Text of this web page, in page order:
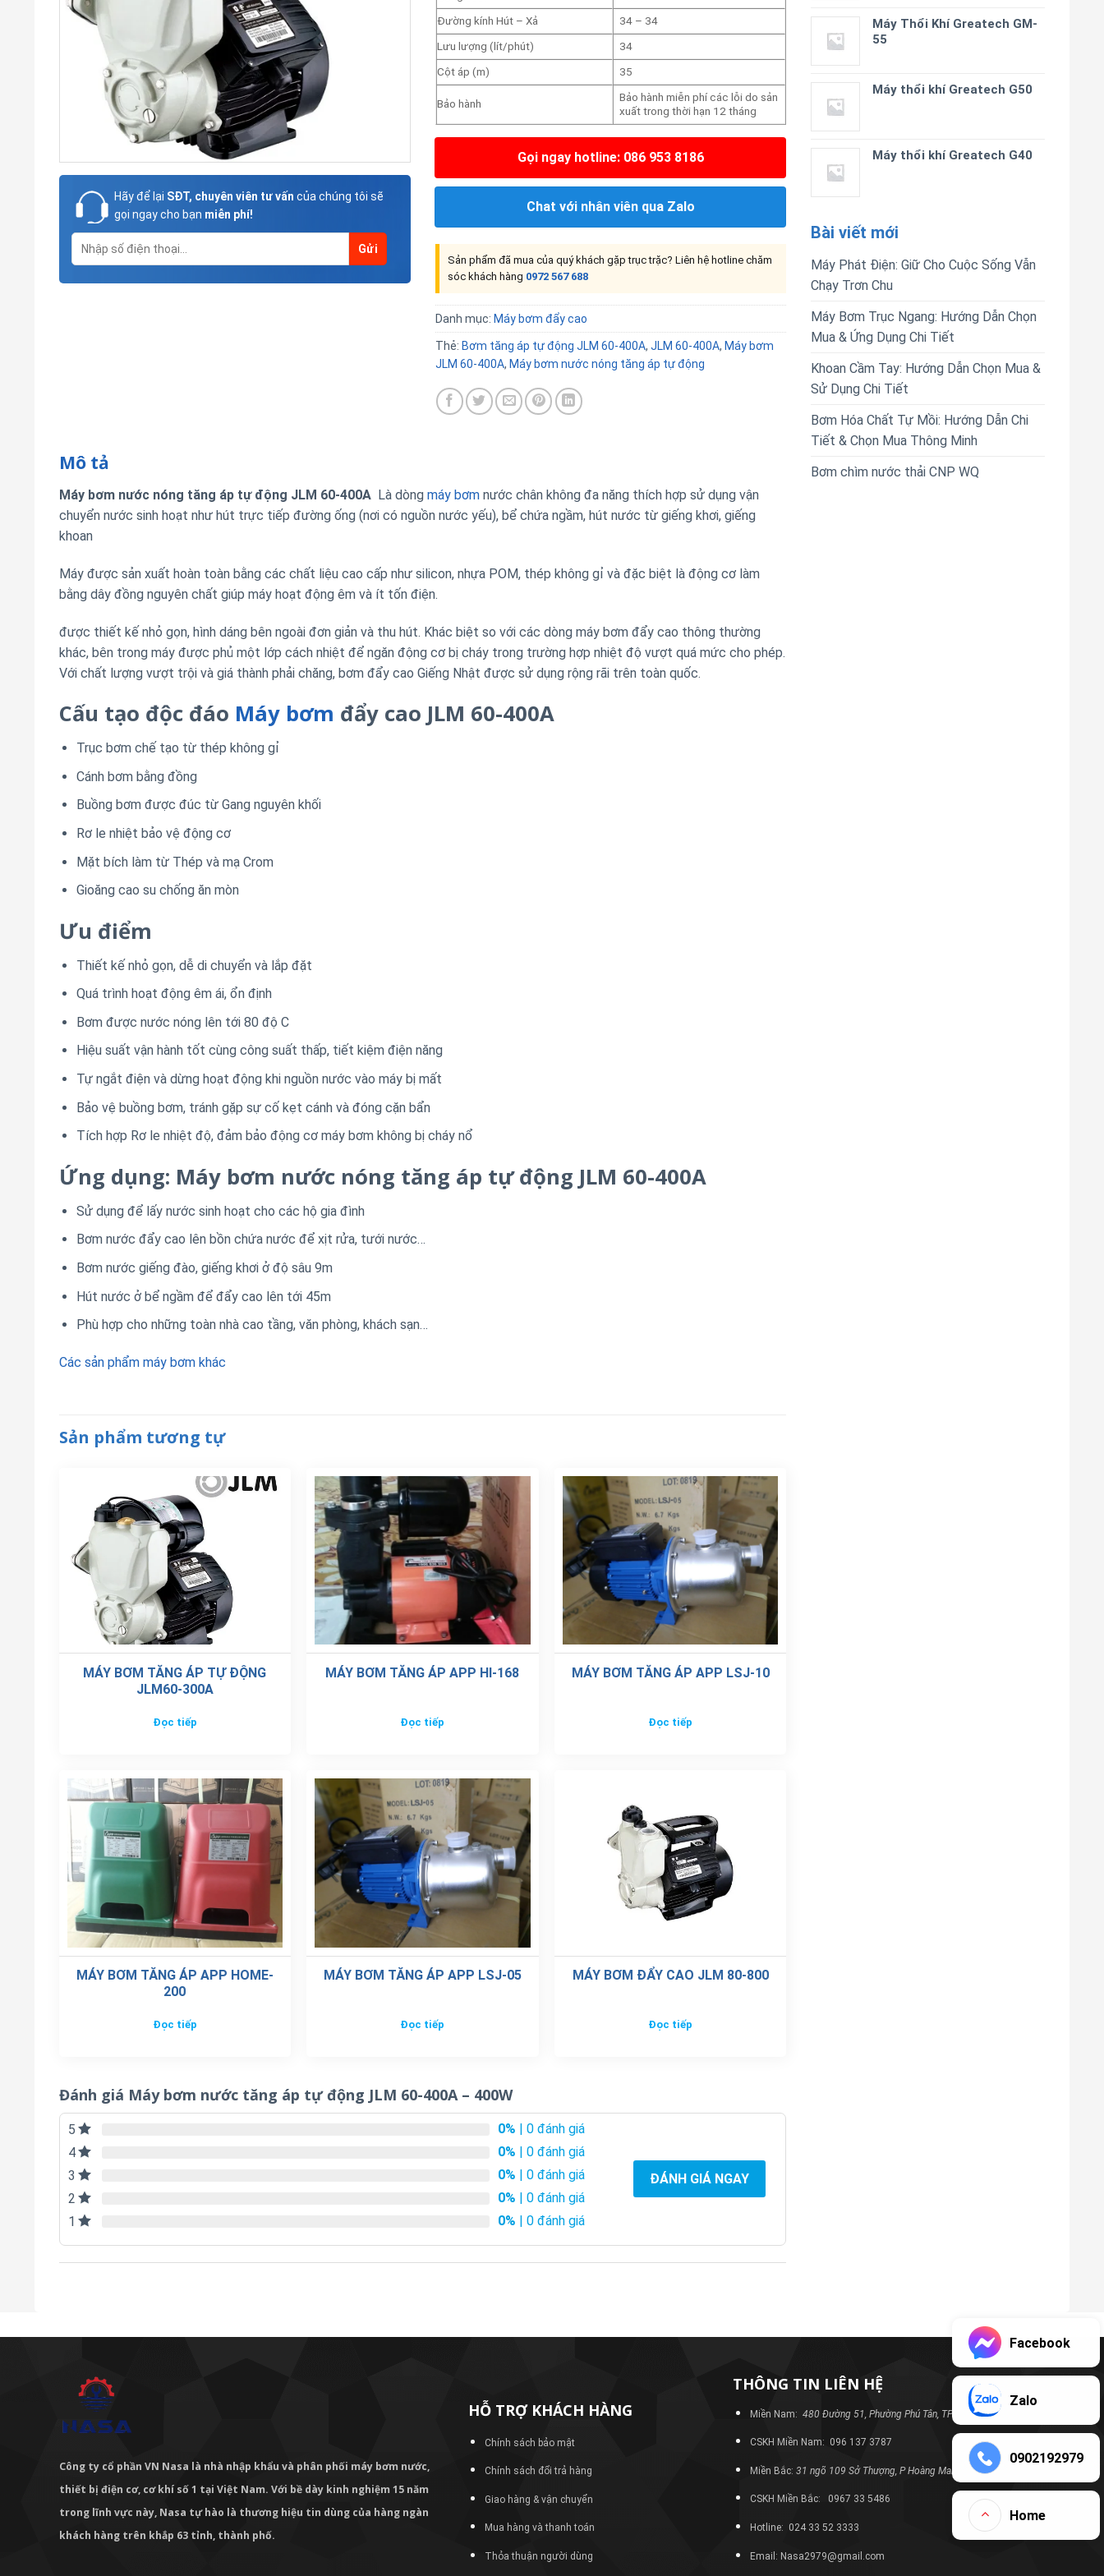
Máy Thổi Khí Greatech GM-
55
Máy thổi khí Greatech G50
Máy thổi khí Greatech G40
Bài viết mới
Máy Phát Điện: Giữ Cho Cuộc Sống Vẫn
Chạy Trơn Chu
Máy Bơm Trục Ngang: Hướng Dẫn Chọn
Mua & Ứng Dụng Chi Tiết
Khoan Cầm Tay: Hướng Dẫn Chọn Mua &
Sử Dụng Chi Tiết
Bơm Hóa Chất Tự Mồi: Hướng Dẫn Chi
Tiết & Chọn Mua Thông Minh
Bơm chìm nước thải CNP WQ
Hãy để lại SĐT, chuyên viên tư vấn của chúng tôi sẽ
gọi ngay cho bạn miễn phí!
Đường kính Hút – Xả
34 – 34
Lưu lượng (lít/phút)
34
Cột áp (m)
35
Bảo hành
Bảo hành miễn phí các lỗi do sản
xuất trong thời hạn 12 tháng
Gọi ngay hotline: 086 953 8186
Chat với nhân viên qua Zalo
Sản phẩm đã mua của quý khách gặp trục trặc? Liên hệ hotline chăm
sóc khách hàng 0972 567 688
Danh mục: Máy bơm đẩy cao
Thẻ: Bơm tăng áp tự động JLM 60-400A, JLM 60-400A, Máy bơm
JLM 60-400A, Máy bơm nước nóng tăng áp tự động
Mô tả
Máy bơm nước nóng tăng áp tự động JLM 60-400A Là dòng máy bơm nước chân không đa năng thích hợp sử dụng vận
chuyển nước sinh hoạt như hút trực tiếp đường ống (nơi có nguồn nước yếu), bể chứa ngầm, hút nước từ giếng khơi, giếng
khoan
Máy được sản xuất hoàn toàn bằng các chất liệu cao cấp như silicon, nhựa POM, thép không gỉ và đặc biệt là động cơ làm
bằng dây đồng nguyên chất giúp máy hoạt động êm và ít tốn điện.
được thiết kế nhỏ gọn, hình dáng bên ngoài đơn giản và thu hút. Khác biệt so với các dòng máy bơm đẩy cao thông thường
khác, bên trong máy được phủ một lớp cách nhiệt để ngăn động cơ bị cháy trong trường hợp nhiệt độ vượt quá mức cho phép.
Với chất lượng vượt trội và giá thành phải chăng, bơm đẩy cao Giếng Nhật được sử dụng rộng rãi trên toàn quốc.
Cấu tạo độc đáo Máy bơm đẩy cao JLM 60-400A
Trục bơm chế tạo từ thép không gỉ
Cánh bơm bằng đồng
Buồng bơm được đúc từ Gang nguyên khối
Rơ le nhiệt bảo vệ động cơ
Mặt bích làm từ Thép và mạ Crom
Gioăng cao su chống ăn mòn
Ưu điểm
Thiết kế nhỏ gọn, dễ di chuyển và lắp đặt
Quá trình hoạt động êm ái, ổn định
Bơm được nước nóng lên tới 80 độ C
Hiệu suất vận hành tốt cùng công suất thấp, tiết kiệm điện năng
Tự ngắt điện và dừng hoạt động khi nguồn nước vào máy bị mất
Bảo vệ buồng bơm, tránh gặp sự cố kẹt cánh và đóng cặn bẩn
Tích hợp Rơ le nhiệt độ, đảm bảo động cơ máy bơm không bị cháy nổ
Ứng dụng: Máy bơm nước nóng tăng áp tự động JLM 60-400A
Sử dụng để lấy nước sinh hoạt cho các hộ gia đình
Bơm nước đẩy cao lên bồn chứa nước để xịt rửa, tưới nước…
Bơm nước giếng đào, giếng khơi ở độ sâu 9m
Hút nước ở bể ngầm để đẩy cao lên tới 45m
Phù hợp cho những toàn nhà cao tầng, văn phòng, khách sạn…
Các sản phẩm máy bơm khác
Sản phẩm tương tự
MÁY BƠM TĂNG ÁP TỰ ĐỘNG
JLM60-300A
Đọc tiếp
MÁY BƠM TĂNG ÁP APP HI-168
Đọc tiếp
MÁY BƠM TĂNG ÁP APP LSJ-10
Đọc tiếp
MÁY BƠM TĂNG ÁP APP HOME-
200
Đọc tiếp
MÁY BƠM TĂNG ÁP APP LSJ-05
Đọc tiếp
MÁY BƠM ĐẨY CAO JLM 80-800
Đọc tiếp
Đánh giá Máy bơm nước tăng áp tự động JLM 60-400A – 400W
5 0% | 0 đánh giá
4
0% | 0 đánh giá
3
0% | 0 đánh giá
2
0% | 0 đánh giá
1
0% | 0 đánh giá
ĐÁNH GIÁ NGAY
Công ty cổ phần VN Nasa là nhà nhập khẩu và phân phối máy bơm nước,
thiết bị điện cơ, cơ khí số 1 tại Việt Nam. Với bề dày kinh nghiệm 15 năm
trong lĩnh vực này, Nasa tự hào là thương hiệu tin dùng của hàng ngàn
khách hàng trên khắp 63 tỉnh, thành phố.
HỖ TRỢ KHÁCH HÀNG
Chính sách bảo mật
Chính sách đổi trả hàng
Giao hàng & vận chuyển
Mua hàng và thanh toán
Thỏa thuận người dùng
THÔNG TIN LIÊN HỆ
Miền Nam: 480 Đường 51, Phường Phú Tân, TP Bình Dương
CSKH Miền Nam: 096 137 3787
Miền Bắc: 31 ngõ 109 Sở Thượng, P Hoàng Mai, TP Hà Nội
CSKH Miền Bắc: 0967 33 5486
Hotline: 024 33 52 3333
Email: Nasa2979@gmail.com
Facebook
Zalo
0902192979
Home